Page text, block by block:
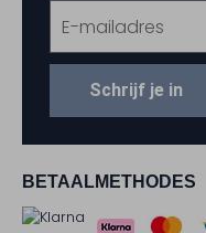
BETAALMETHODES
Schrijf je in